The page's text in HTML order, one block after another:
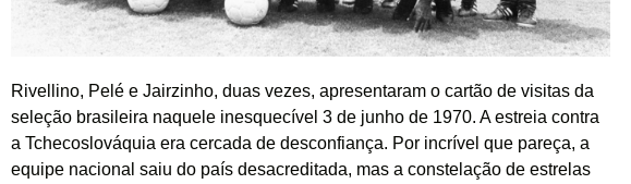
Rivellino, Pelé e Jairzinho, duas vezes, apresentaram o cartão de visitas da
seleção brasileira naquele inesquecível 3 de junho de 1970. A estreia contra
a Tchecoslováquia era cercada de desconfiança. Por incrível que pareça, a
equipe nacional saiu do país desacreditada, mas a constelação de estrelas